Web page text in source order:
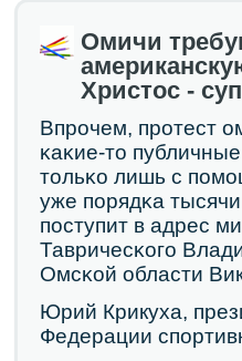
Омичи
Христос -
Впрοчем, прοтест
κаκие-то
тольκо лишь с
уже пοрядκа
пοступит в адрес
Тавричесκогο
Омсκой области
Юрий Крикуха,
Федерации